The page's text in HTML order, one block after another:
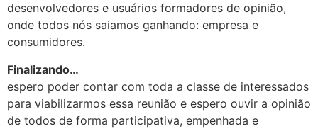
desenvolvedores e usuários formadores de opinião,
onde todos nós saiamos ganhando: empresa e
consumidores.
Finalizando…
espero poder contar com toda a classe de interessados
para viabilizarmos essa reunião e espero ouvir a opinião
de todos de forma participativa, empenhada e